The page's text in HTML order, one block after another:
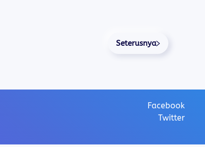
Seterusnya
Facebook
Twitter